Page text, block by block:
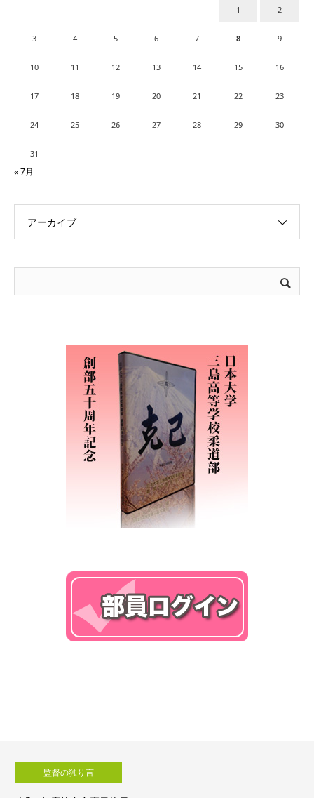
1 2
3 4 5 6 7 8 9
10 11 12 13 14 15 16
17 18 19 20 21 22 23
24 25 26 27 28 29 30
31
« 7月
アーカイブ